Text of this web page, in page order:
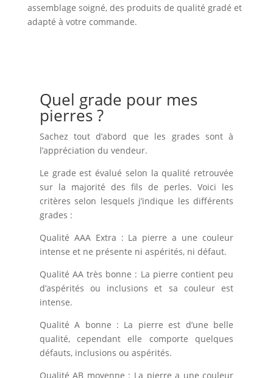
assemblage soigné, des produits de qualité gradé et
adapté à votre commande.
Quel grade pour mes
pierres ?
Sachez tout d’abord que les grades sont à
l’appréciation du vendeur.
Le grade est évalué selon la qualité retrouvée
sur la majorité des fils de perles. Voici les
critères selon lesquels j’indique les différents
grades :
Qualité AAA Extra : La pierre a une couleur
intense et ne présente ni aspérités, ni défaut.
Qualité AA très bonne : La pierre contient peu
d’aspérités ou inclusions et sa couleur est
intense.
Qualité A bonne : La pierre est d’une belle
qualité, cependant elle comporte quelques
défauts, inclusions ou aspérités.
Qualité AB moyenne : La pierre a une couleur